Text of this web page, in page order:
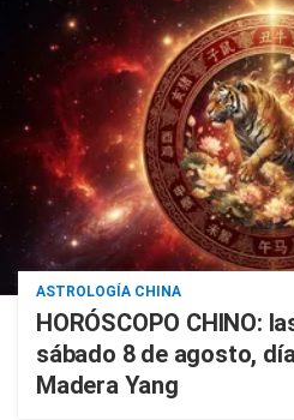
ASTROLOGÍA CHINA
HORÓSCOPO CHINO:
sábado 8 de agosto,
Madera Yang